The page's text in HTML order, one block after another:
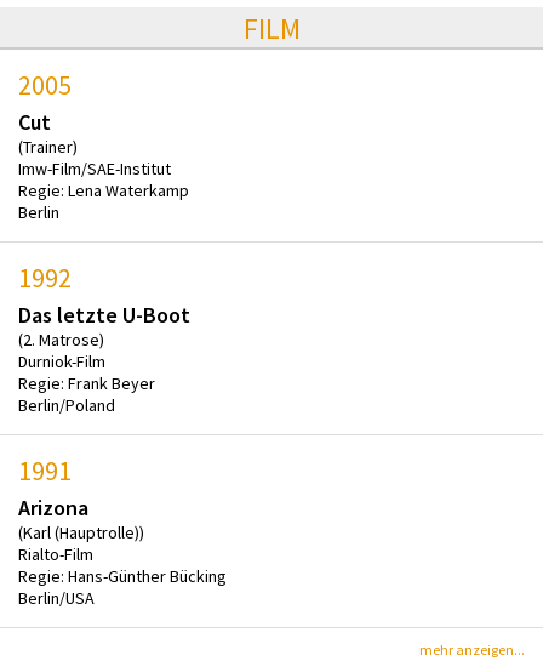
FILM
2005
Cut
(Trainer)
Imw-Film/SAE-Institut
Regie: Lena Waterkamp
Berlin
1992
Das letzte U-Boot
(2. Matrose)
Durniok-Film
Regie: Frank Beyer
Berlin/Poland
1991
Arizona
(Karl (Hauptrolle))
Rialto-Film
Regie: Hans-Günther Bücking
Berlin/USA
mehr anzeigen...